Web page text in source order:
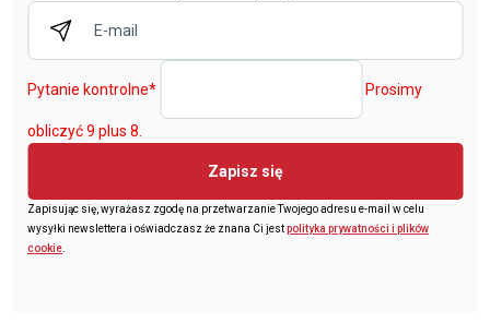
Pytanie kontrolne* Prosimy
obliczyć 9 plus 8.
Zapisz się
Zapisując się, wyrażasz zgodę na przetwarzanie Twojego adresu e-mail w celu
wysyłki newslettera i oświadczasz że znana Ci jestpolityka prywatności i plików
cookie.